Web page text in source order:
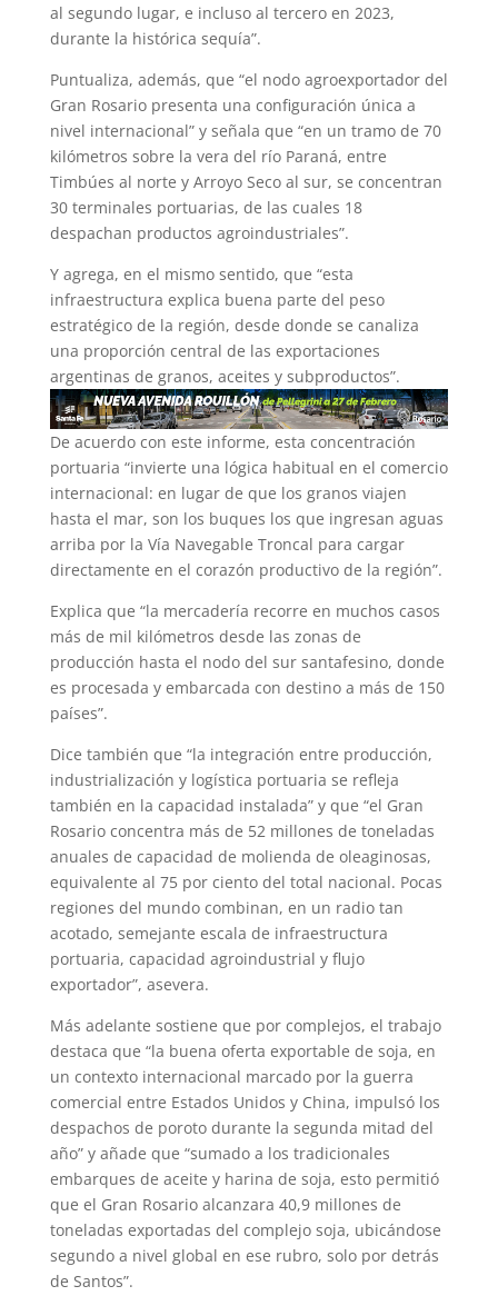
al segundo lugar, e incluso al tercero en 2023,
durante la histórica sequía”.
Puntualiza, además, que “el nodo agroexportador del
Gran Rosario presenta una configuración única a
nivel internacional” y señala que “en un tramo de 70
kilómetros sobre la vera del río Paraná, entre
Timbúes al norte y Arroyo Seco al sur, se concentran
30 terminales portuarias, de las cuales 18
despachan productos agroindustriales”.
Y agrega, en el mismo sentido, que “esta
infraestructura explica buena parte del peso
estratégico de la región, desde donde se canaliza
una proporción central de las exportaciones
argentinas de granos, aceites y subproductos”.
De acuerdo con este informe, esta concentración
portuaria “invierte una lógica habitual en el comercio
internacional: en lugar de que los granos viajen
hasta el mar, son los buques los que ingresan aguas
arriba por la Vía Navegable Troncal para cargar
directamente en el corazón productivo de la región”.
Explica que “la mercadería recorre en muchos casos
más de mil kilómetros desde las zonas de
producción hasta el nodo del sur santafesino, donde
es procesada y embarcada con destino a más de 150
países”.
Dice también que “la integración entre producción,
industrialización y logística portuaria se refleja
también en la capacidad instalada” y que “el Gran
Rosario concentra más de 52 millones de toneladas
anuales de capacidad de molienda de oleaginosas,
equivalente al 75 por ciento del total nacional. Pocas
regiones del mundo combinan, en un radio tan
acotado, semejante escala de infraestructura
portuaria, capacidad agroindustrial y flujo
exportador”, asevera.
Más adelante sostiene que por complejos, el trabajo
destaca que “la buena oferta exportable de soja, en
un contexto internacional marcado por la guerra
comercial entre Estados Unidos y China, impulsó los
despachos de poroto durante la segunda mitad del
año” y añade que “sumado a los tradicionales
embarques de aceite y harina de soja, esto permitió
que el Gran Rosario alcanzara 40,9 millones de
toneladas exportadas del complejo soja, ubicándose
segundo a nivel global en ese rubro, solo por detrás
de Santos”.